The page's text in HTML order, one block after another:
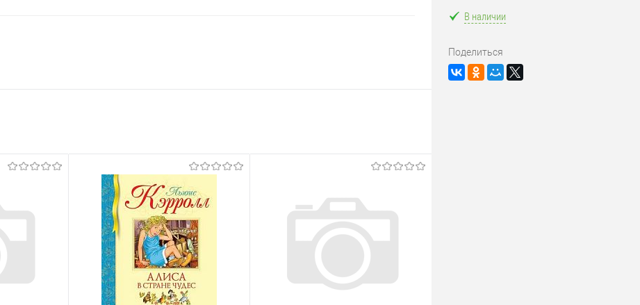
В наличии
Поделиться